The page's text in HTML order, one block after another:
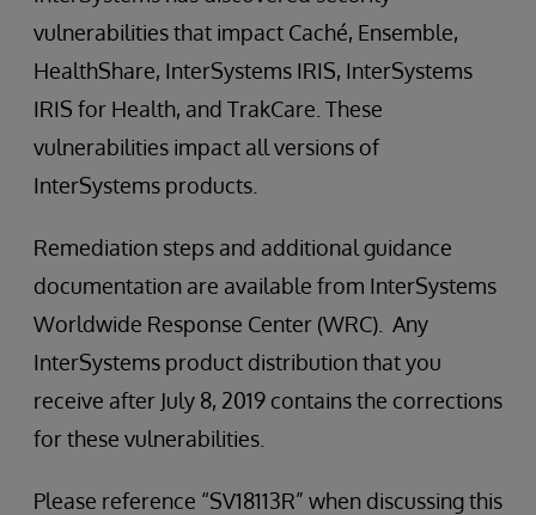
vulnerabilities that impact Caché, Ensemble,
HealthShare, InterSystems IRIS, InterSystems
IRIS for Health, and TrakCare. These
vulnerabilities impact all versions of
InterSystems products.
Remediation steps and additional guidance
documentation are available from InterSystems
Worldwide Response Center (WRC). Any
InterSystems product distribution that you
receive after July 8, 2019 contains the corrections
for these vulnerabilities.
Please reference “SV18113R” when discussing this